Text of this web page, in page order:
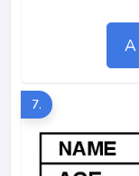
A
7.